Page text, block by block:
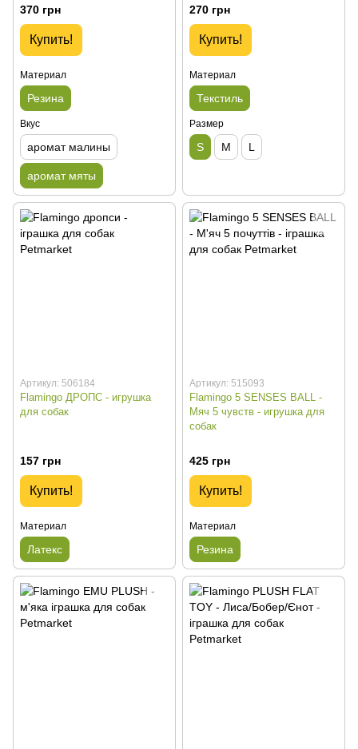
370 грн
Купить!
Материал
Резина
Вкус
аромат малины
аромат мяты
270 грн
Купить!
Материал
Текстиль
Размер
S M L
Артикул: 506184
Flamingo ДРОПС - игрушка
для собак
157 грн
Купить!
Материал
Латекс
Артикул: 515093
Flamingo 5 SENSES BALL -
Мяч 5 чувств - игрушка для
собак
425 грн
Купить!
Материал
Резина